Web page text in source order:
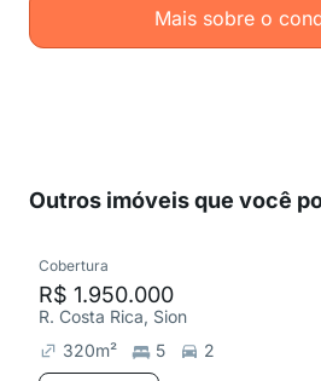
Mais sobre o
Outros imóveis que você
Cobertura
R$ 1.950.000
R. Costa Rica, Sion
320m² 5
2